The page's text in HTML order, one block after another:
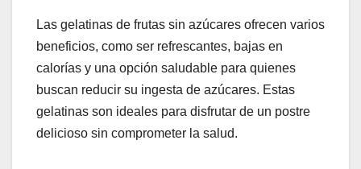
Las gelatinas de frutas sin azúcares ofrecen varios
beneficios, como ser refrescantes, bajas en
calorías y una opción saludable para quienes
buscan reducir su ingesta de azúcares. Estas
gelatinas son ideales para disfrutar de un postre
delicioso sin comprometer la salud.